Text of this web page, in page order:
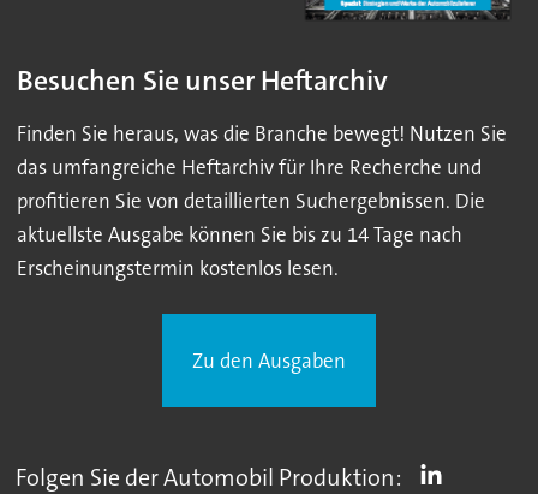
Besuchen Sie unser Heftarchiv
Finden Sie heraus, was die Branche bewegt! Nutzen Sie
das umfangreiche Heftarchiv für Ihre Recherche und
profitieren Sie von detaillierten Suchergebnissen. Die
aktuellste Ausgabe können Sie bis zu 14 Tage nach
Erscheinungstermin kostenlos lesen.
Zu den Ausgaben
Folgen Sie der Automobil Produktion: